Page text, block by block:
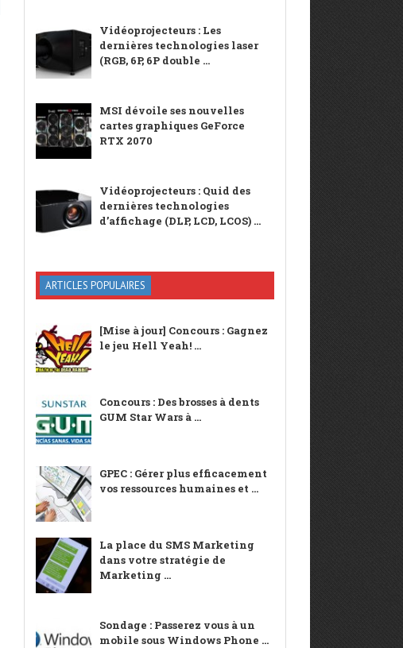
Vidéoprojecteurs : Les
dernières technologies laser
(RGB, 6P, 6P double ...
MSI dévoile ses nouvelles
cartes graphiques GeForce
RTX 2070
Vidéoprojecteurs : Quid des
dernières technologies
d’affichage (DLP, LCD, LCOS) ...
ARTICLES POPULAIRES
[Mise à jour] Concours : Gagnez
le jeu Hell Yeah! ...
Concours : Des brosses à dents
GUM Star Wars à ...
GPEC : Gérer plus efficacement
vos ressources humaines et ...
La place du SMS Marketing
dans votre stratégie de
Marketing ...
Sondage : Passerez vous à un
mobile sous Windows Phone ...